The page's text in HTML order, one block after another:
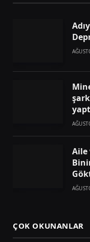
Aile
ÇOK OKUNANLAR